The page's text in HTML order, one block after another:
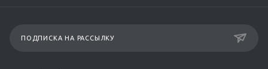
ПОДПИСКА НА РАССЫЛКУ